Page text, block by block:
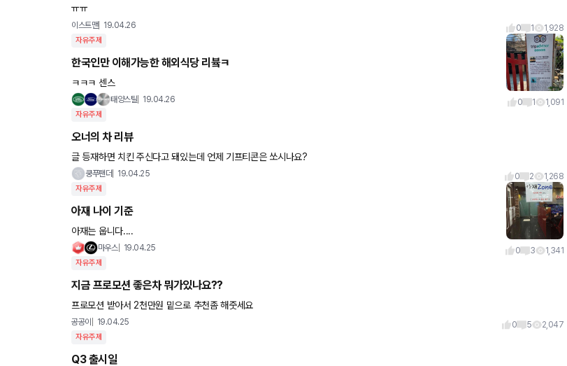
ㅠㅠ
이스트맨 19.04.26 0 1 1,928
자유주제
한국인만 이해가능한 해외식당 리븈ㅋ
ㅋㅋㅋ 센스
태양스틸 19.04.26 0 1 1,091
자유주제
오너의 차 리뷰
글 등재하면 치킨 주신다고 돼있는데 언제 기프티콘은 쏘시나요?
쿵푸팬더 19.04.25 0 2 1,268
자유주제
아재 나이 기준
아재는 웁니다....
마우스 19.04.25 0 3 1,341
자유주제
지금 프로모션 좋은차 뭐가있나요??
프로모션 받아서 2천만원 밑으로 추천좀 해줏세요
공공이 19.04.25 0 5 2,047
자유주제
Q3 출시일